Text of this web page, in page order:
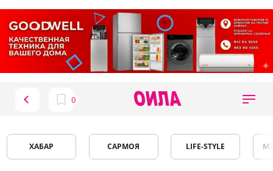
ХАБАР САРМОЯ LIFE-STYLE